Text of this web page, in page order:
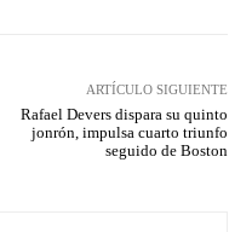
ARTÍCULO SIGUIENTE
Rafael Devers dispara su quinto
jonrón, impulsa cuarto triunfo
seguido de Boston